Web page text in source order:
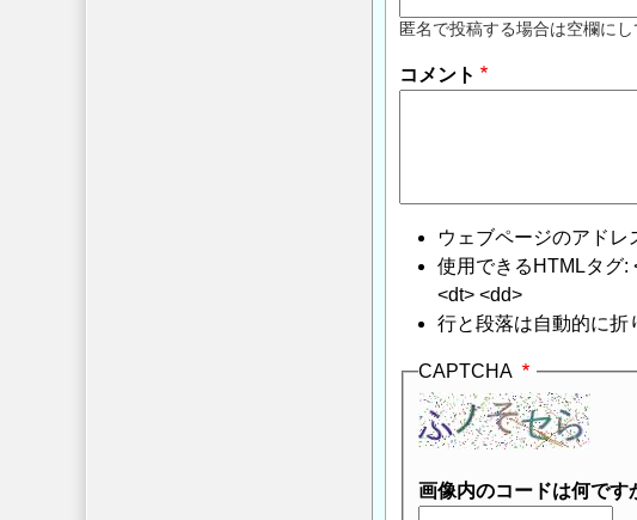
匿名で投稿する場合は空欄にし
コメント
ウェブページのアドレ
使用できるHTMLタグ:
<dt> <dd>
行と段落は自動的に折
CAPTCHA
画像内のコードは何です